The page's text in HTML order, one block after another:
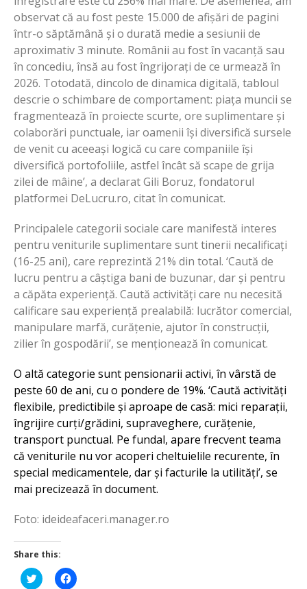
observat că au fost peste 15.000 de afișări de pagini
într-o săptămână și o durată medie a sesiunii de
aproximativ 3 minute. Românii au fost în vacanță sau
în concediu, însă au fost îngrijorați de ce urmează în
2026. Totodată, dincolo de dinamica digitală, tabloul
descrie o schimbare de comportament: piața muncii se
fragmentează în proiecte scurte, ore suplimentare și
colaborări punctuale, iar oamenii își diversifică sursele
de venit cu aceeași logică cu care companiile își
diversifică portofoliile, astfel încât să scape de grija
zilei de mâine’, a declarat Gili Boruz, fondatorul
platformei DeLucru.ro, citat în comunicat.
Principalele categorii sociale care manifestă interes
pentru veniturile suplimentare sunt tinerii necalificați
(16-25 ani), care reprezintă 21% din total. ‘Caută de
lucru pentru a câștiga bani de buzunar, dar și pentru
a căpăta experiență. Caută activități care nu necesită
calificare sau experiență prealabilă: lucrător comercial,
manipulare marfă, curățenie, ajutor în construcții,
zilier în gospodării’, se menționează în comunicat.
O altă categorie sunt pensionarii activi, în vârstă de
peste 60 de ani, cu o pondere de 19%. ‘Caută activități
flexibile, predictibile și aproape de casă: mici reparații,
îngrijire curți/grădini, supraveghere, curățenie,
transport punctual. Pe fundal, apare frecvent teama
că veniturile nu vor acoperi cheltuielile recurente, în
special medicamentele, dar și facturile la utilități’, se
mai precizează în document.
Foto: ideideafaceri.manager.ro
Share this:
Click
to
Click
to